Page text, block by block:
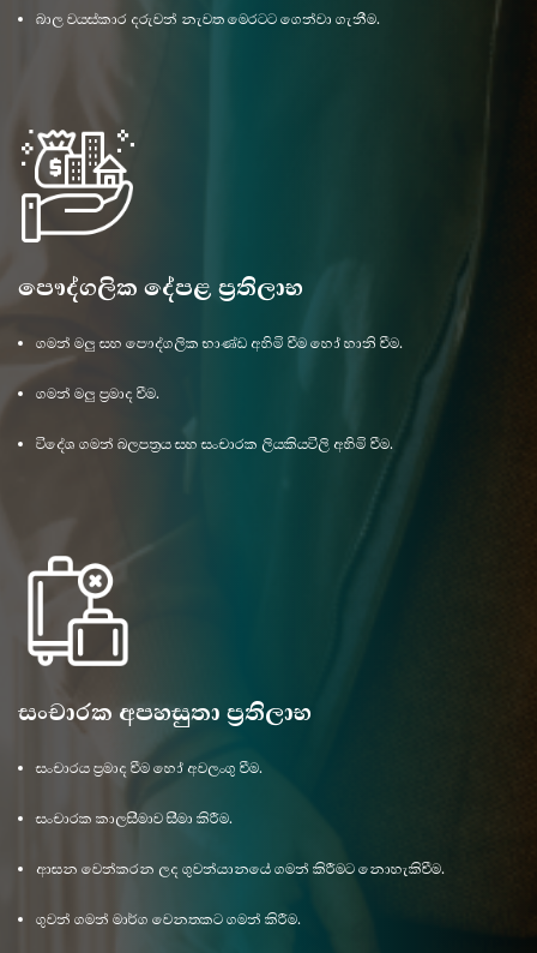
බාල වයස්කාර දරුවන් නැවත මෙරටට ගෙන්වා ගැනීම.
පෞද්ගලික දේපළ ප්‍රතිලාභ
ගමන් මලු සහ පෞද්ගලික භාණ්ඩ අහිමි වීම හෝ හානි වීම.
ගමන් මලු ප්‍රමාද වීම.
විදේශ ගමන් බලපත්‍රය සහ සංචාරක ලියකියවිලි අහිමි වීම.
සංචාරක අපහසුතා ප්‍රතිලාභ
සංචාරය ප්‍රමාද වීම හෝ අවලංගු වීම.
සංචාරක කාලසීමාව සීමා කිරීම.
ආසන වෙන්කරන ලද ගුවන්යානයේ ගමන් කිරීමට නොහැකිවීම.
ගුවන් ගමන් මාර්ග වෙනතකට ගමන් කිරීම.